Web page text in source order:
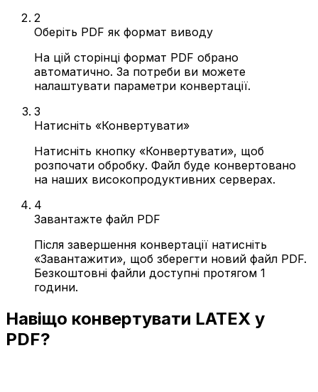
2
Оберіть PDF як формат виводу
На цій сторінці формат PDF обрано
автоматично. За потреби ви можете
налаштувати параметри конвертації.
3
Натисніть «Конвертувати»
Натисніть кнопку «Конвертувати», щоб
розпочати обробку. Файл буде конвертовано
на наших високопродуктивних серверах.
4
Завантажте файл PDF
Після завершення конвертації натисніть
«Завантажити», щоб зберегти новий файл PDF.
Безкоштовні файли доступні протягом 1
години.
Навіщо конвертувати LATEX у
PDF?